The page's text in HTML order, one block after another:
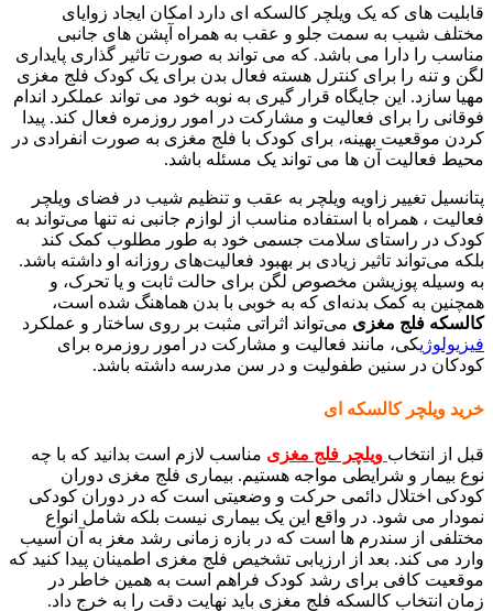
قابلیت های که یک ویلچر کالسکه ای دارد امکان ایجاد زوایای
مختلف شیب به سمت جلو و عقب به همراه آپشن های جانبی
مناسب را دارا می باشد. که می تواند به صورت تاثیر گذاری پایداری
لگن و تنه را برای کنترل هسته فعال بدن برای یک کودک فلج مغزی
مهیا سازد. این جایگاه قرار گیری به نوبه خود می تواند عملکرد اندام
فوقانی را برای فعالیت و مشارکت در امور روزمره فعال کند. پیدا
کردن موقعیت بهینه، برای کودک با فلج مغزی به صورت انفرادی در
محیط فعالیت آن ها می تواند یک مسئله باشد.
پتانسیل تغییر زاویه ویلچر به عقب و تنظیم شیب در فضای ویلچر
فعالیت ، همراه با استفاده مناسب از لوازم جانبی نه تنها می‌تواند به
کودک در راستای سلامت جسمی خود به طور مطلوب کمک کند
بلکه می‌تواند تاثیر زیادی بر بهبود فعالیت‌های روزانه او داشته باشد.
به وسیله پوزیشن مخصوص لگن برای حالت ثابت و یا تحرک، و
همچنین به کمک بدنه‌ای که به خوبی با بدن هماهنگ شده است،
کالسکه فلج مغزی می‌تواند اثراتی مثبت بر روی ساختار و عملکرد
فیزیولوژیکی، مانند فعالیت و مشارکت در امور روزمره برای
کودکان در سنین طفولیت و در سن مدرسه داشته باشد.
خرید ویلچر کالسکه ای
قبل از انتخاب ویلچر فلج مغزی مناسب لازم است بدانید که با چه
نوع بیمار و شرایطی مواجه هستیم. بیماری فلج مغزی دوران
کودکی اختلال دائمی حرکت و وضعیتی است که در دوران کودکی
نمودار می شود. در واقع این یک بیماری نیست بلکه شامل انواع
مختلفی از سندرم ها است که در بازه زمانی رشد مغز به آن آسیب
وارد می کند. بعد از ارزیابی تشخیص فلج مغزی اطمینان پیدا کنید که
موقعیت کافی برای رشد کودک فراهم است به همین خاطر در
زمان انتخاب کالسکه فلج مغزی باید نهایت دقت را به خرج داد.